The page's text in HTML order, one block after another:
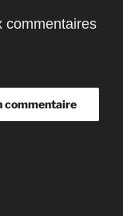
commentaires